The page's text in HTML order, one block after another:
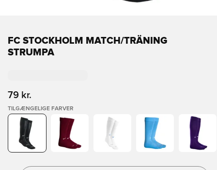
FC STOCKHOLM MATCH/TRÄNING
STRUMPA
79 kr.
TILGÆNGELIGE FARVER